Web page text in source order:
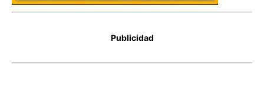
Publicidad